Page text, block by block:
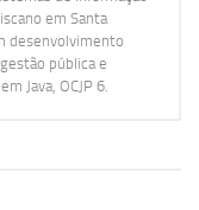
em Santa
desenvolvimento
pública e
Java, OCJP 6.